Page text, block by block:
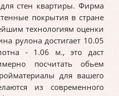
стен квартиры. Фирма
покрытия в стране
технологиям оценки
рулона достигает 10.05
- 1.06 м., это даст
посчитать обьем
для вашего
из современного